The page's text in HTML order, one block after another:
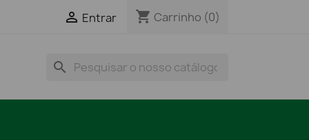
 Entrar shopping_cart Carrinho (0)
search